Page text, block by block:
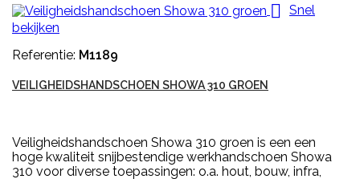
 Snel
bekijken
Referentie: M1189
VEILIGHEIDSHANDSCHOEN SHOWA 310 GROEN
Veiligheidshandschoen Showa 310 groen is een een
hoge kwaliteit snijbestendige werkhandschoen Showa
310 voor diverse toepassingen: o.a. hout, bouw, infra,